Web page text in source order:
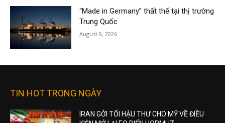
“Made in Germany” thất thế tại thị trường
Trung Quốc
August 9, 2026
TIN HOT TRONG NGÀY
IRAN GỞI TỐI HẬU THƯ CHO MỸ VỀ ĐIỀU